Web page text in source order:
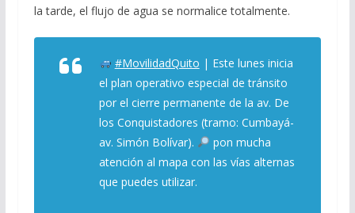
la tarde, el flujo de agua se normalice totalmente.
#MovilidadQuito | Este lunes inicia
el plan operativo especial de tránsito
por el cierre permanente de la av. De
los Conquistadores (tramo: Cumbayá-
av. Simón Bolívar).
pon mucha
atención al mapa con las vías alternas
que puedes utilizar.